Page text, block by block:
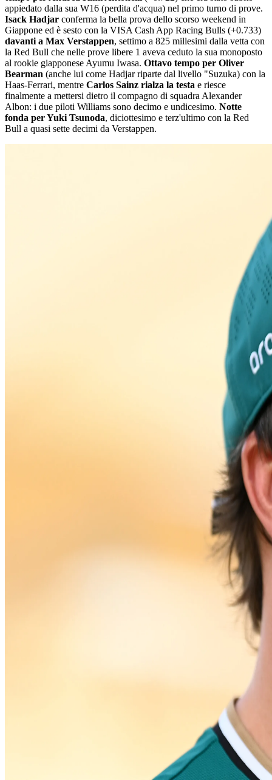
appiedato dalla sua W16 (perdita d'acqua) nel primo turno di prove.
Isack Hadjar conferma la bella prova dello scorso weekend in
Giappone ed è sesto con la VISA Cash App Racing Bulls (+0.733)
davanti a Max Verstappen, settimo a 825 millesimi dalla vetta con
la Red Bull che nelle prove libere 1 aveva ceduto la sua monoposto
al rookie giapponese Ayumu Iwasa. Ottavo tempo per Oliver
Bearman (anche lui come Hadjar riparte dal livello "Suzuka) con la
Haas-Ferrari, mentre Carlos Sainz rialza la testa e riesce
finalmente a mettersi dietro il compagno di squadra Alexander
Albon: i due piloti Williams sono decimo e undicesimo. Notte
fonda per Yuki Tsunoda, diciottesimo e terz'ultimo con la Red
Bull a quasi sette decimi da Verstappen.